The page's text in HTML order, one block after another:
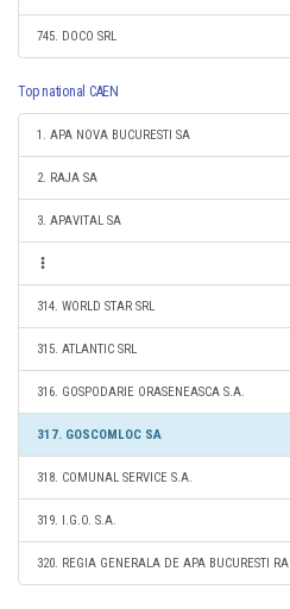
745. DOCO SRL
Top national CAEN
1. APA NOVA BUCURESTI SA
2. RAJA SA
3. APAVITAL SA
314. WORLD STAR SRL
315. ATLANTIC SRL
316. GOSPODARIE ORASENEASCA S.A.
317. GOSCOMLOC SA
318. COMUNAL SERVICE S.A.
319. I.G.O. S.A.
320. REGIA GENERALA DE APA BUCURESTI RA